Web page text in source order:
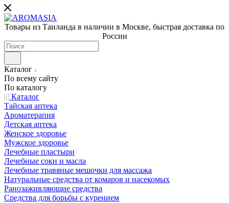
Товары из Таиланда в наличии в Москве, быстрая доставка по
России
Каталог
По всему сайту
По каталогу
Каталог
Тайская аптека
Ароматерапия
Детская аптека
Женское здоровье
Мужское здоровье
Лечебные пластыри
Лечебные соки и масла
Лечебные травяные мешочки для массажа
Натуральные средства от комаров и насекомых
Ранозаживляющие средства
Средства для борьбы с курением